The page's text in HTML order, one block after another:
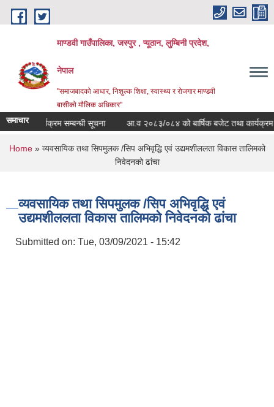
Skip to main content
माण्डवी गाउँपालिका, जस्पुर , प्यूठान, लुम्बिनी प्रदेश,
नेपाल
"समाजबादको आधार, निशुल्क शिक्षा, स्वास्थ्य र रोजगार माण्डवी
बासीको मौलिक अधिकार"
समाचार
कार्यक्रम सम्बन्धी सूचना आ.व २०८३/०८४ को बार्षिक बजेट तथा कार्यक्रम
You are here
Home» व्यवसायिक तथा सिपमुलक /सिप अभिवृद्धि एवं उद्यमशीललता विकास तालिमको
निवेदनको ढांचा
व्यवसायिक तथा सिपमुलक /सिप अभिवृद्धि एवं
उद्यमशीललता विकास तालिमको निवेदनको ढांचा
Submitted on: Tue, 03/09/2021 - 15:42